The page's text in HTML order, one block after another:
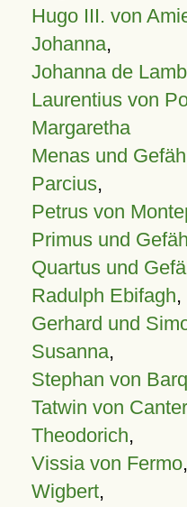
Hugo III. von
Johanna,
Johanna de
Laurentius von
Margaretha
Menas und
Parcius,
Petrus von
Primus und
Quartus und
Radulph Ebifagh,
Gerhard und
Susanna,
Stephan von
Tatwin von
Theodorich,
Vissia von Fermo,
Wigbert,